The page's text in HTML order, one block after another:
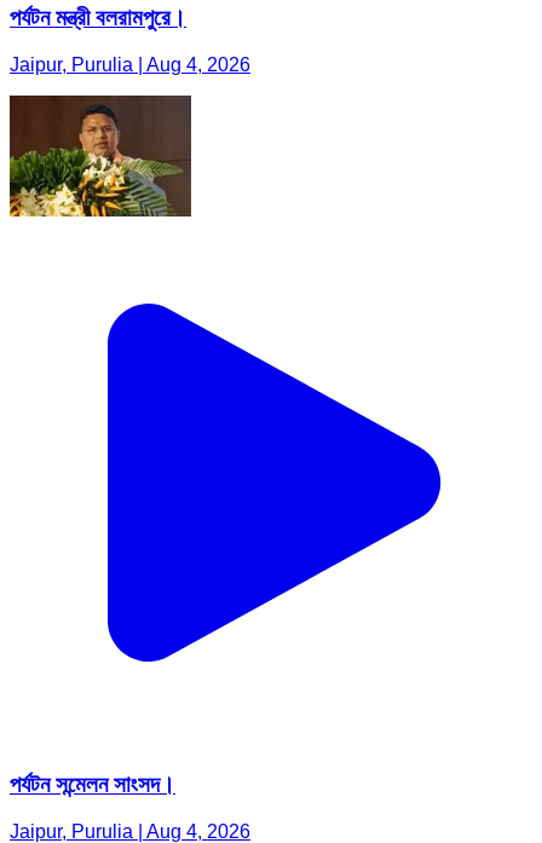
পর্যটন মন্ত্রী বলরামপুরে।
Jaipur, Purulia | Aug 4, 2026
পর্যটন সন্মেলন সাংসদ।
Jaipur, Purulia | Aug 4, 2026